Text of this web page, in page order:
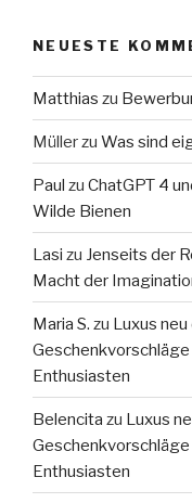
NEUESTE
Matthias zu
Müllerzu Was sind
Paul zu ChatGPT 4
Wilde Bienen
Lasi zu Jenseits der
Macht der
Maria S. zu Luxus
Enthusiasten
Belencita zu Luxus
Enthusiasten